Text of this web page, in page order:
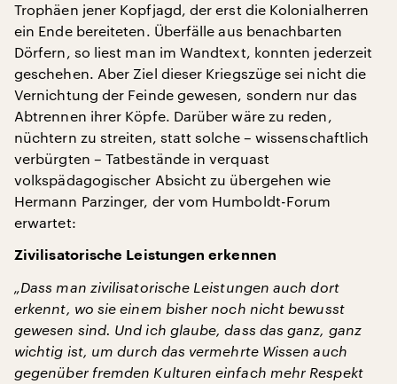
Trophäen jener Kopfjagd, der erst die Kolonialherren
ein Ende bereiteten. Überfälle aus benachbarten
Dörfern, so liest man im Wandtext, konnten jederzeit
geschehen. Aber Ziel dieser Kriegszüge sei nicht die
Vernichtung der Feinde gewesen, sondern nur das
Abtrennen ihrer Köpfe. Darüber wäre zu reden,
nüchtern zu streiten, statt solche – wissenschaftlich
verbürgten – Tatbestände in verquast
volkspädagogischer Absicht zu übergehen wie
Hermann Parzinger, der vom Humboldt-Forum
erwartet:
Zivilisatorische Leistungen erkennen
„Dass man zivilisatorische Leistungen auch dort
erkennt, wo sie einem bisher noch nicht bewusst
gewesen sind. Und ich glaube, dass das ganz, ganz
wichtig ist, um durch das vermehrte Wissen auch
gegenüber fremden Kulturen einfach mehr Respekt